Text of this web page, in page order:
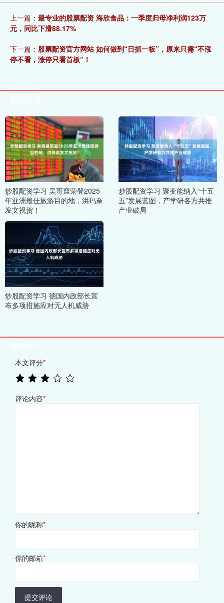
上一篇： 最专业的股票配资 海欣食品：一季度归母净利润123万
元，同比下滑88.17%
下一篇： 股票配资官方网站 如何做到“日抓一板”，原来只需“不涨
停不看，涨停只看首板”！
炒股配资学习 吴哥窟荣登2025
年亚洲最佳旅游目的地，洪玛奈
发文祝贺！
炒股配资学习 聚变能纳入“十五
五”发展蓝图，产学研各方共推
产业破局
炒股配资学习 德国内政部长宣
布多项措施应对无人机威胁
本文评分*
评论内容*
你的昵称*
你的邮箱*
提交评论